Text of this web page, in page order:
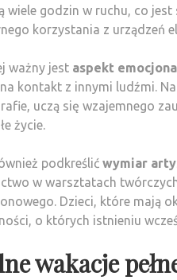
wiele godzin w ruchu, co
korzystania z urządzeń
ważny jest aspekt
kontakt z innymi ludźmi.
uczą się wzajemnego
życie.
podkreślić wymiar
w warsztatach
Dzieci, które mają
o których istnieniu
wakacje